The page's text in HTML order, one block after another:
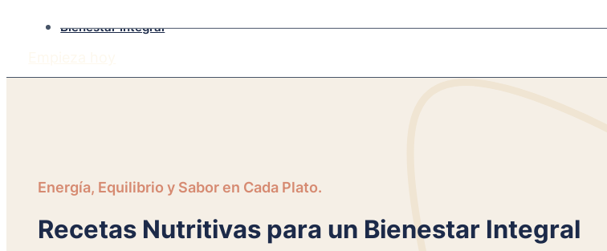
Bienestar Integral
Energía, Equilibrio y Sabor en Cada Plato.
Recetas Nutritivas para un Bienestar Integral